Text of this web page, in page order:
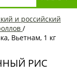
и российский
/
Вьетнам, 1 кг
РИС